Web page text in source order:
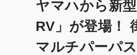
ヤマハから新
RV」が登場！
マルチパーパ